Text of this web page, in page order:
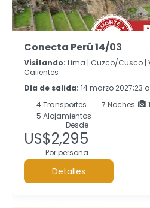
Conecta Perú 14/03
Visitando: Lima | Cuzco/Cusco |
Calientes
Día de salida: 14 marzo 2027;23
4Transportes 7 Noches
5 Alojamientos
Desde
US$2,295
Por persona
Detalles